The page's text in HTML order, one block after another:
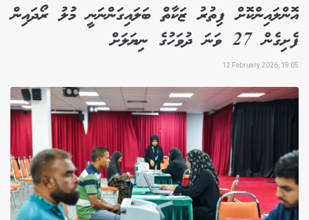
އޮންލައިންކޮށް ފިތުރު ޒަކާތް ބަލައިގަންނަނީ މުލު ރޯދައިން
ފެށިގެން 27 ވަނަ ދުވަހުގެ ނިޔަލަށް
12 February 2026, 19:05